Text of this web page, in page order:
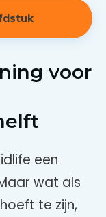
voor
een
wat als
te zijn,